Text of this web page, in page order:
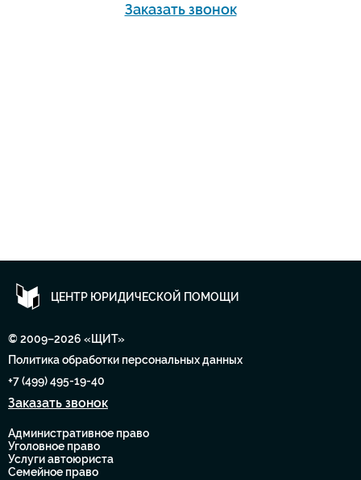
Заказать звонок
ЦЕНТР ЮРИДИЧЕСКОЙ ПОМОЩИ
© 2009–2026 «ЩИТ»
Политика обработки персональных данных
+7 (499) 495-19-40
Заказать звонок
Административное право
Уголовное право
Услуги автоюриста
Семейное право